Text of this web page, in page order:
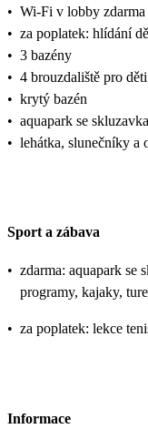
• Wi-Fi v lobby zdarma
• za poplatek: hlídání
• 3 bazény
• 4 brouzdaliště pro děti
• krytý bazén
• aquapark se
• lehátka, slunečníky a
Sport a zábava
• zdarma: aquapark se
programy, kajaky,
• za poplatek: lekce
Informace